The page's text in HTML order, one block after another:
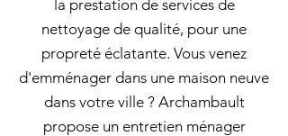
la prestation de services de
nettoyage de qualité, pour une
propreté éclatante. Vous venez
d'emménager dans une maison neuve
dans votre ville ? Archambault
propose un entretien ménager